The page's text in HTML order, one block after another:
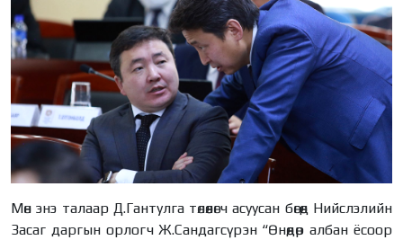
Мөн энэ талаар Д.Гантулга төлөөлөгч асуусан бөгөөд Нийслэлийн
Засаг даргын орлогч Ж.Сандагсүрэн “Өнөөдөр албан ёсоор